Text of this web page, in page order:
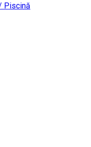
Piscină